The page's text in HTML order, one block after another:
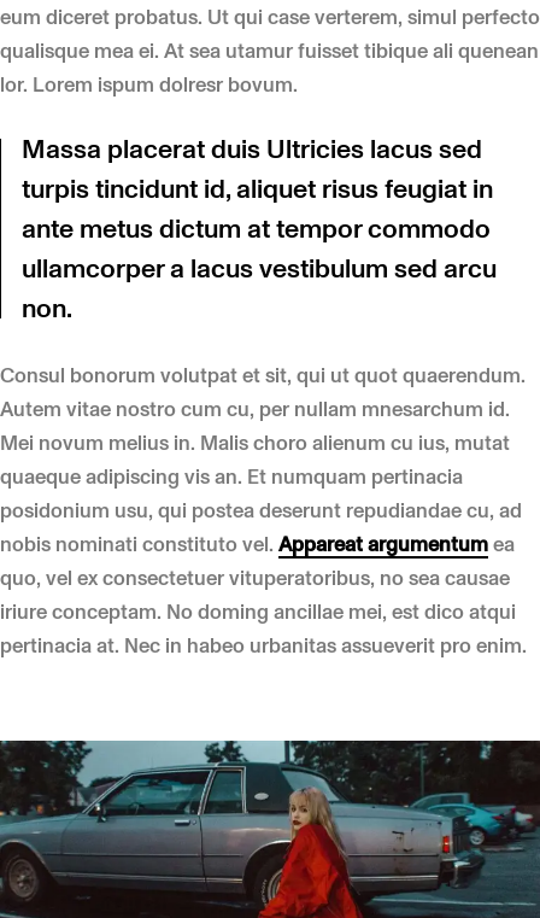
eum diceret probatus. Ut qui case verterem, simul perfecto
qualisque mea ei. At sea utamur fuisset tibique ali quenean
lor. Lorem ispum dolresr bovum.
Massa placerat duis Ultricies lacus sed
turpis tincidunt id, aliquet risus feugiat in
ante metus dictum at tempor commodo
ullamcorper a lacus vestibulum sed arcu
non.
Consul bonorum volutpat et sit, qui ut quot quaerendum.
Autem vitae nostro cum cu, per nullam mnesarchum id.
Mei novum melius in. Malis choro alienum cu ius, mutat
quaeque adipiscing vis an. Et numquam pertinacia
posidonium usu, qui postea deserunt repudiandae cu, ad
nobis nominati constituto vel. Appareat argumentumea
quo, vel ex consectetuer vituperatoribus, no sea causae
iriure conceptam. No doming ancillae mei, est dico atqui
pertinacia at. Nec in habeo urbanitas assueverit pro enim.